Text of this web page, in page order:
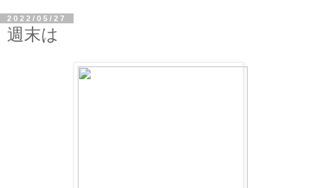
2022/05/27
週末は